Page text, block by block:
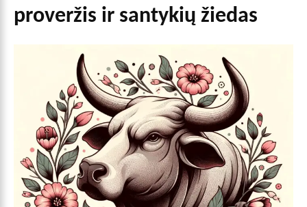
proveržis ir santykių žiedas